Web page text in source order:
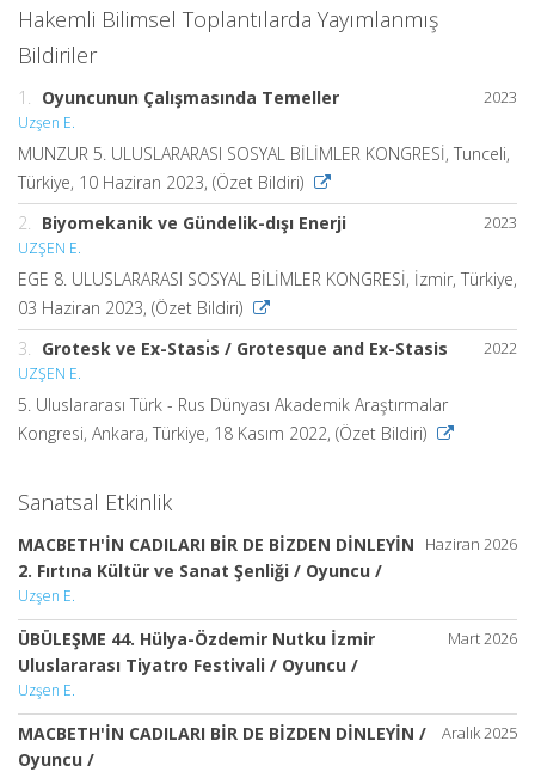
Hakemli Bilimsel Toplantılarda Yayımlanmış
Bildiriler
2023
1. Oyuncunun Çalışmasında Temeller
Uzşen E.
MUNZUR 5. ULUSLARARASI SOSYAL BİLİMLER KONGRESİ, Tunceli,
Türkiye, 10 Haziran 2023, (Özet Bildiri)
2023
2. Biyomekanik ve Gündelik-dışı Enerji
UZŞEN E.
EGE 8. ULUSLARARASI SOSYAL BİLİMLER KONGRESİ, İzmir, Türkiye,
03 Haziran 2023, (Özet Bildiri)
2022
3. Grotesk ve Ex-Stası̇s / Grotesque and Ex-Stasis
UZŞEN E.
5. Uluslararası Türk - Rus Dünyası Akademik Araştırmalar
Kongresi, Ankara, Türkiye, 18 Kasım 2022, (Özet Bildiri)
Sanatsal Etkinlik
Haziran 2026
MACBETH'İN CADILARI BİR DE BİZDEN DİNLEYİN
2. Fırtına Kültür ve Sanat Şenliği / Oyuncu /
Uzşen E.
Mart 2026
ÜBÜLEŞME 44. Hülya-Özdemir Nutku İzmir
Uluslararası Tiyatro Festivali / Oyuncu /
Uzşen E.
Aralık 2025
MACBETH'İN CADILARI BİR DE BİZDEN DİNLEYİN /
Oyuncu /